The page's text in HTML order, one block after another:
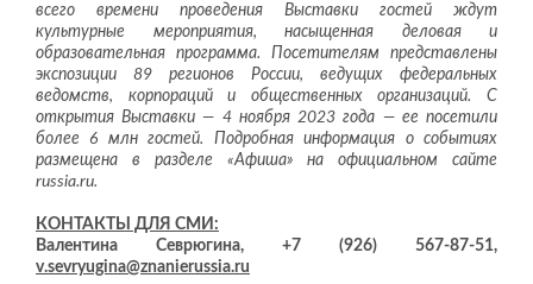
всего времени проведения Выставки гостей ждут
культурные мероприятия, насыщенная деловая и
образовательная программа. Посетителям представлены
экспозиции 89 регионов России, ведущих федеральных
ведомств, корпораций и общественных организаций. С
открытия Выставки — 4 ноября 2023 года — ее посетили
более 6 млн гостей. Подробная информация о событиях
размещена в разделе «Афиша» на официальном сайте
russia.ru.
КОНТАКТЫ ДЛЯ СМИ:
Валентина Севрюгина, +7 (926) 567-87-51,
v.sevryugina@znanierussia.ru